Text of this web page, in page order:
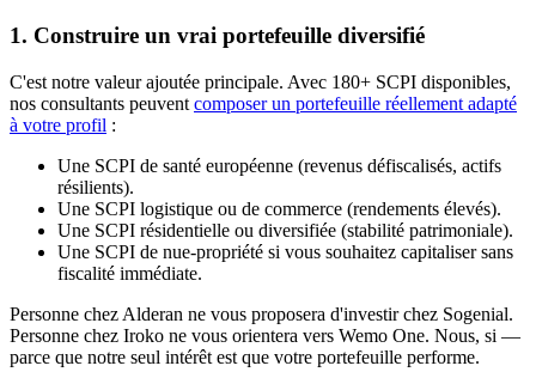
1. Construire un vrai portefeuille diversifié
C'est notre valeur ajoutée principale. Avec 180+ SCPI disponibles,
nos consultants peuvent composer un portefeuille réellement adapté
à votre profil :
Une SCPI de santé européenne (revenus défiscalisés, actifs
résilients).
Une SCPI logistique ou de commerce (rendements élevés).
Une SCPI résidentielle ou diversifiée (stabilité patrimoniale).
Une SCPI de nue-propriété si vous souhaitez capitaliser sans
fiscalité immédiate.
Personne chez Alderan ne vous proposera d'investir chez Sogenial.
Personne chez Iroko ne vous orientera vers Wemo One. Nous, si —
parce que notre seul intérêt est que votre portefeuille performe.